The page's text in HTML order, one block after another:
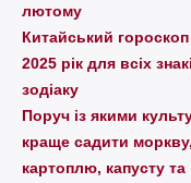
лютому
Китайський
2025 рік для всіх
зодіаку
Поруч із якими
краще садити моркву,
картоплю, капусту та